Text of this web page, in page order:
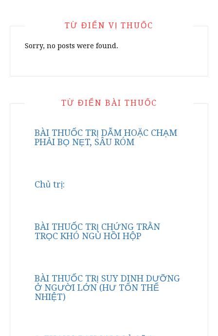
TỪ ĐIỂN VỊ THUỐC
Sorry, no posts were found.
TỪ ĐIỂN BÀI THUỐC
BÀI THUỐC TRỊ DẪM HOẶC CHẠM
PHẢI BỌ NẸT, SÂU RÓM
Chủ trị:
BÀI THUỐC TRỊ CHỨNG TRẰN
TRỌC KHÓ NGỦ HỒI HỘP
BÀI THUỐC TRỊ SUY DINH DƯỠNG
Ở NGƯỜI LỚN (HƯ TỔN THỂ
NHIỆT)